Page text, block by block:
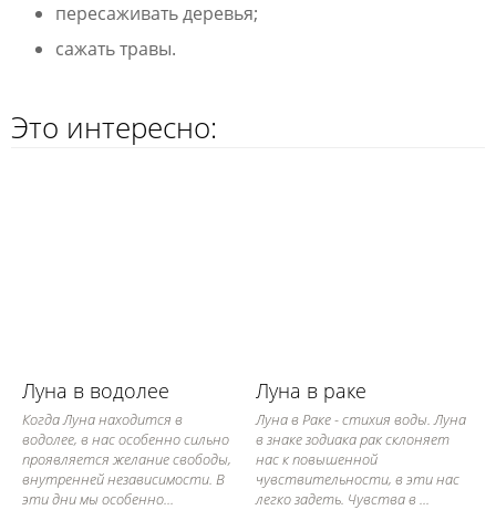
пересаживать деревья;
сажать травы.
Это интересно:
Луна в водолее
Когда Луна находится в
водолее, в нас особенно сильно
проявляется желание свободы,
внутренней независимости. В
эти дни мы особенно...
Луна в раке
Луна в Раке - стихия воды. Луна
в знаке зодиака рак склоняет
нас к повышенной
чувствительности, в эти нас
легко задеть. Чувства в ...